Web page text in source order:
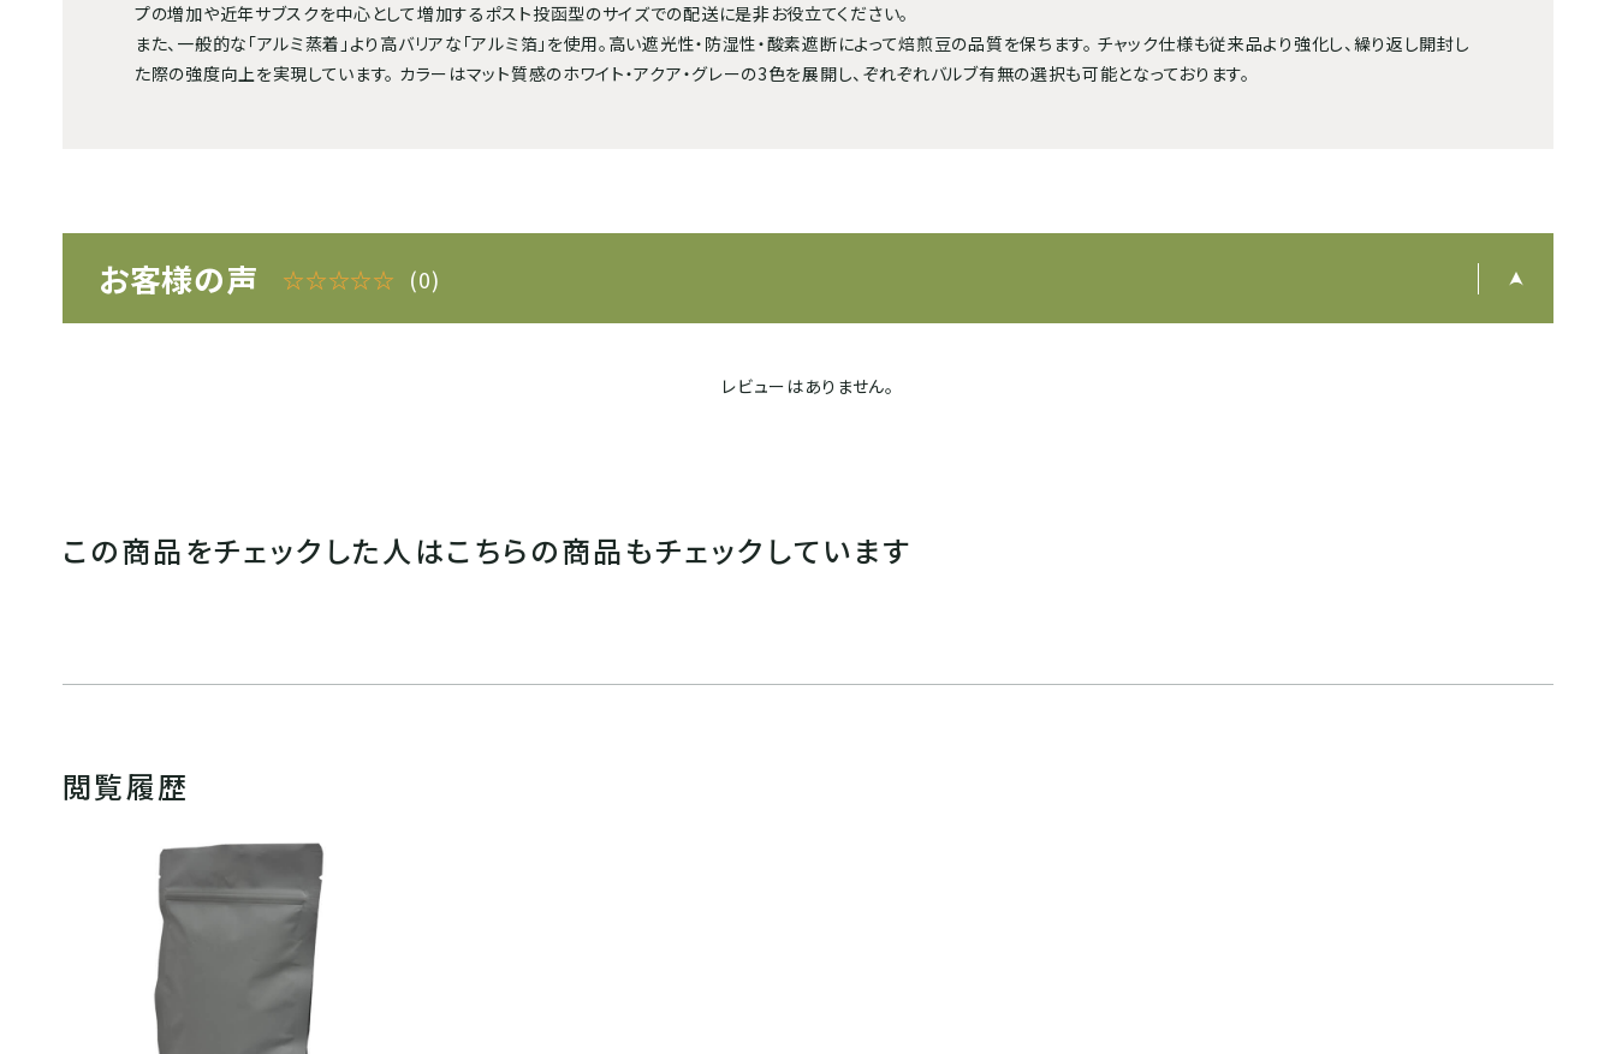
プの増加や近年サブスクを中心として増加するポスト投函型のサイズでの配送に是非お役立てください。
また、一般的な「アルミ蒸着」より高バリアな「アルミ箔」を使用。高い遮光性・防湿性・酸素遮断によって焙煎豆の品質を保ちます。 チャック仕様も従来品より強化し、繰り返し開封し
た際の強度向上を実現しています。 カラーはマット質感のホワイト・アクア・グレーの3色を展開し、ぞれぞれバルブ有無の選択も可能となっております。
お客様の声 ☆☆☆☆☆ (0)
レビューはありません。
この商品をチェックした人はこちらの商品もチェックしています
閲覧履歴